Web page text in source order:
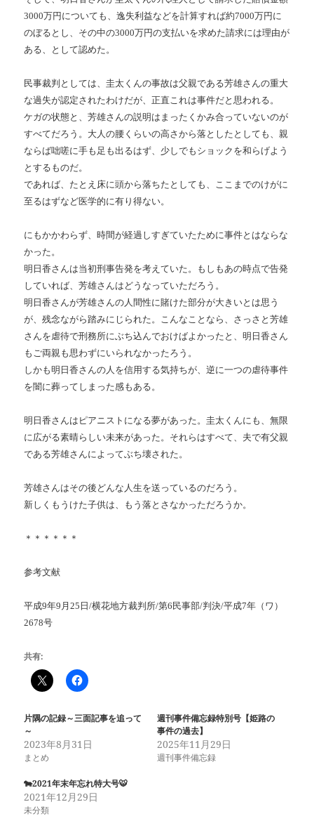
3000万円についても、逸失利益などを計算すれば約7000万円に
のぼるとし、その中の3000万円の支払いを求めた請求には理由が
ある、として認めた。
民事裁判としては、圭太くんの事故は父親である芳雄さんの重大
な過失が認定されたわけだが、正直これは事件だと思われる。
ケガの状態と、芳雄さんの説明はまったくかみ合っていないのが
すべてだろう。大人の腰くらいの高さから落としたとしても、親
ならば咄嗟に手も足も出るはず、少しでもショックを和らげよう
とするものだ。
であれば、たとえ床に頭から落ちたとしても、ここまでのけがに
至るはずなど医学的に有り得ない。
にもかかわらず、時間が経過しすぎていたために事件とはならな
かった。
明日香さんは当初刑事告発を考えていた。もしもあの時点で告発
していれば、芳雄さんはどうなっていただろう。
明日香さんが芳雄さんの人間性に賭けた部分が大きいとは思う
が、残念ながら踏みにじられた。こんなことなら、さっさと芳雄
さんを虐待で刑務所にぶち込んでおけばよかったと、明日香さん
もご両親も思わずにいられなかったろう。
しかも明日香さんの人を信用する気持ちが、逆に一つの虐待事件
を闇に葬ってしまった感もある。
明日香さんはピアニストになる夢があった。圭太くんにも、無限
に広がる素晴らしい未来があった。それらはすべて、夫で有父親
である芳雄さんによってぶち壊された。
芳雄さんはその後どんな人生を送っているのだろう。
新しくもうけた子供は、もう落とさなかっただろうか。
＊＊＊＊＊＊
参考文献
平成9年9月25日/横花地方裁判所/第6民事部/判決/平成7年（ワ）
2678号
共有:
片隅の記録～三面記事を追って
～
2023年8月31日
まとめ
週刊事件備忘録特別号【姫路の
事件の過去】
2025年11月29日
週刊事件備忘録
🐄2021年末年忘れ特大号🐯
2021年12月29日
未分類